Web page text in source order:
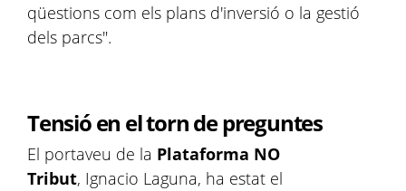
qüestions com els plans d'inversió o la gestió
dels parcs".
Tensió en el torn de preguntes
El portaveu de la Plataforma NO
Tribut, Ignacio Laguna, ha estat el